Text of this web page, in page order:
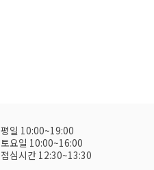
평일 10:00~19:00
토요일 10:00~16:00
점심시간 12:30~13:30